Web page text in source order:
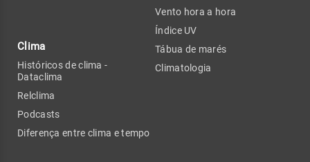
Clima
Históricos de clima -
Dataclima
Relclima
Podcasts
Diferença entre clima e tempo
Vento hora a hora
Índice UV
Tábua de marés
Climatologia